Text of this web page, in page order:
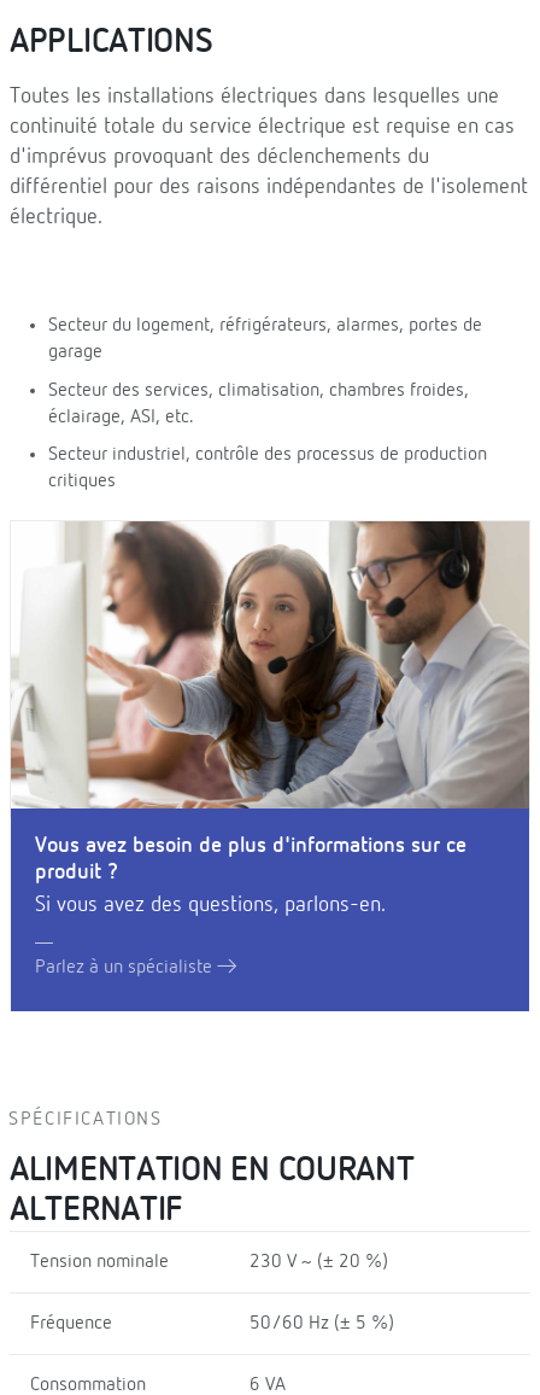
APPLICATIONS
Toutes les installations électriques dans lesquelles une
continuité totale du service électrique est requise en cas
d'imprévus provoquant des déclenchements du
différentiel pour des raisons indépendantes de l'isolement
électrique.
Secteur du logement, réfrigérateurs, alarmes, portes de
garage
Secteur des services, climatisation, chambres froides,
éclairage, ASI, etc.
Secteur industriel, contrôle des processus de production
critiques
Vous avez besoin de plus d'informations sur ce
produit ?
Si vous avez des questions, parlons-en.
Parlez à un spécialiste
SPÉCIFICATIONS
ALIMENTATION EN COURANT
ALTERNATIF
Tension nominale 230 V ~ (± 20 %)
Fréquence 50/60 Hz (± 5 %)
Consommation 6 VA